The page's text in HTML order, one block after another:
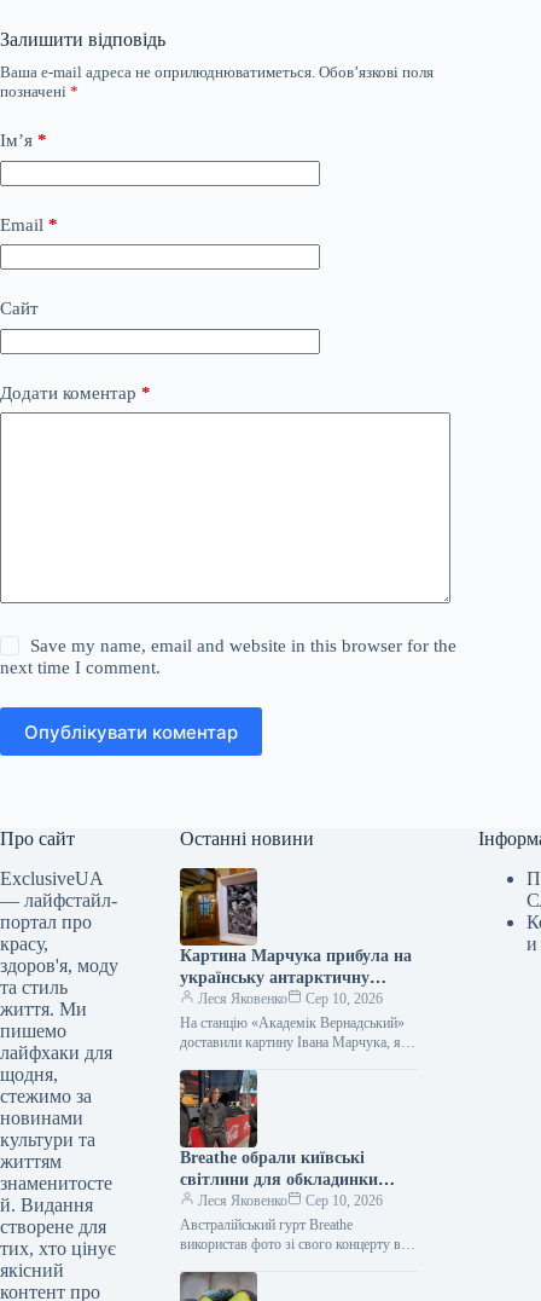
Залишити відповідь
Ваша e-mail адреса не оприлюднюватиметься. Обов’язкові поля
позначені *
Ім’я *
Email *
Сайт
Додати коментар *
Save my name, email and website in this browser for the
next time I comment.
Опублікувати коментар
Про сайт
ExclusiveUA
— лайфстайл-
портал про
красу,
здоров'я, моду
та стиль
життя. Ми
пишемо
лайфхаки для
щодня,
стежимо за
новинами
культури та
життям
знаменитосте
й. Видання
створене для
тих, хто цінує
якісний
контент про
Останні новини
Картина Марчука прибула на
українську антарктичну
станцію
Леся Яковенко
Сер 10, 2026
На станцію «Академік Вернадський»
доставили картину Івана Марчука, яку
полярникам На антарктичну станцію
«Академік Вернадський» доставили
роботу…
Breathe обрали київські
світлини для обкладинки
альбому
Леся Яковенко
Сер 10, 2026
Австралійський гурт Breathe
використав фото зі свого концерту в
альбому. Про це артисти повідомили
и